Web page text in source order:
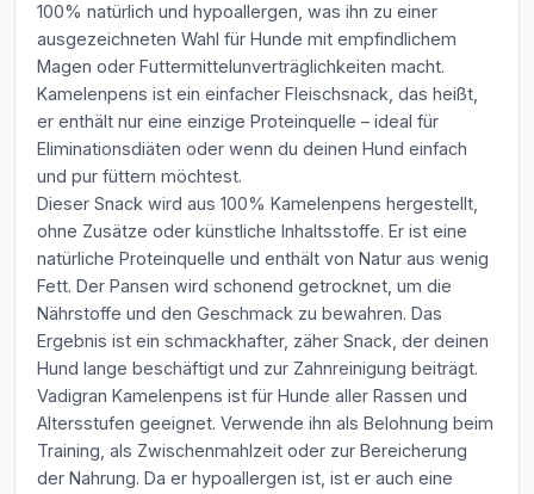
100% natürlich und hypoallergen, was ihn zu einer
ausgezeichneten Wahl für Hunde mit empfindlichem
Magen oder Futtermittelunverträglichkeiten macht.
Kamelenpens ist ein einfacher Fleischsnack, das heißt,
er enthält nur eine einzige Proteinquelle – ideal für
Eliminationsdiäten oder wenn du deinen Hund einfach
und pur füttern möchtest.
Dieser Snack wird aus 100% Kamelenpens hergestellt,
ohne Zusätze oder künstliche Inhaltsstoffe. Er ist eine
natürliche Proteinquelle und enthält von Natur aus wenig
Fett. Der Pansen wird schonend getrocknet, um die
Nährstoffe und den Geschmack zu bewahren. Das
Ergebnis ist ein schmackhafter, zäher Snack, der deinen
Hund lange beschäftigt und zur Zahnreinigung beiträgt.
Vadigran Kamelenpens ist für Hunde aller Rassen und
Altersstufen geeignet. Verwende ihn als Belohnung beim
Training, als Zwischenmahlzeit oder zur Bereicherung
der Nahrung. Da er hypoallergen ist, ist er auch eine